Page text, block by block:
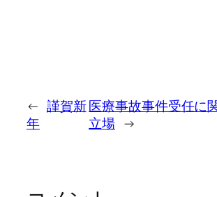
← 謹賀新
年
医療事故事件受任に
立場 →